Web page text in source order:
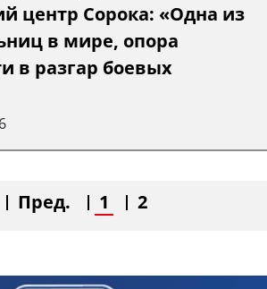
центр Сорока: «Одна из
в мире, опора
в разгар боевых
Пред. 1 2